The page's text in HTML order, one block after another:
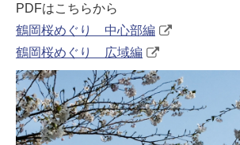
PDFはこちらから
鶴岡桜めぐり 中心部編
鶴岡桜めぐり 広域編